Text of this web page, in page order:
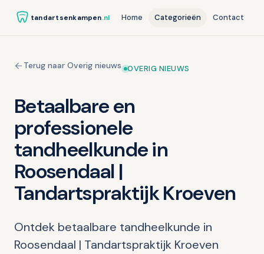
tandartsenkampen.nl Home Categorieën Contact
Terug naar Overig nieuws OVERIG NIEUWS
Betaalbare en
professionele
tandheelkunde in
Roosendaal |
Tandartspraktijk Kroeven
Ontdek betaalbare tandheelkunde in
Roosendaal | Tandartspraktijk Kroeven